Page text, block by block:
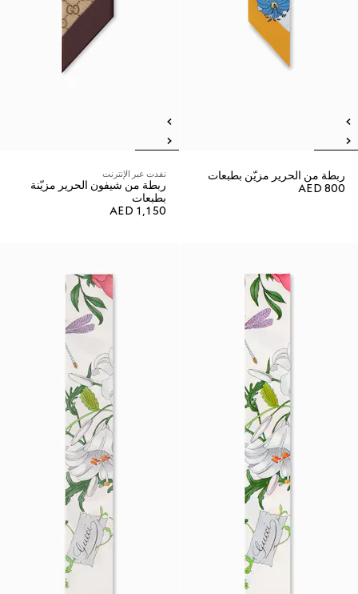
ربطة من الحرير مزيّن بطبعات
AED 800
نفدت عبر الإنترنت
ربطة من شيفون الحرير مزيّنة
بطبعات
AED 1,150